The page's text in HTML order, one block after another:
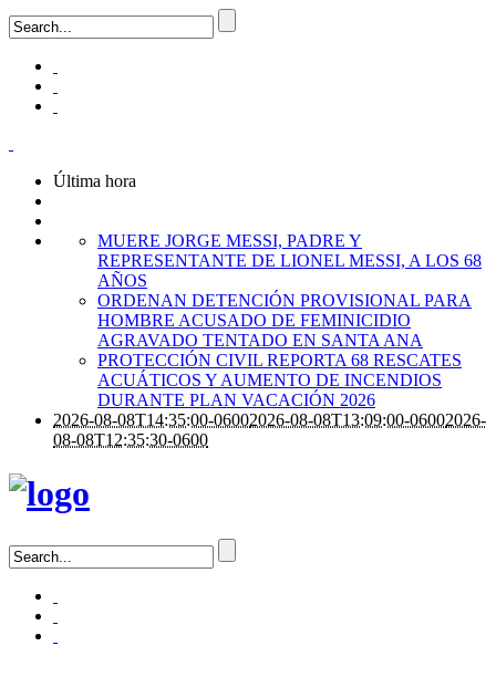
Última hora
MUERE JORGE MESSI, PADRE Y
REPRESENTANTE DE LIONEL MESSI, A LOS 68
AÑOS
ORDENAN DETENCIÓN PROVISIONAL PARA
HOMBRE ACUSADO DE FEMINICIDIO
AGRAVADO TENTADO EN SANTA ANA
PROTECCIÓN CIVIL REPORTA 68 RESCATES
ACUÁTICOS Y AUMENTO DE INCENDIOS
DURANTE PLAN VACACIÓN 2026
2026-08-08T14:35:00-06002026-08-08T13:09:00-06002026-
08-08T12:35:30-0600